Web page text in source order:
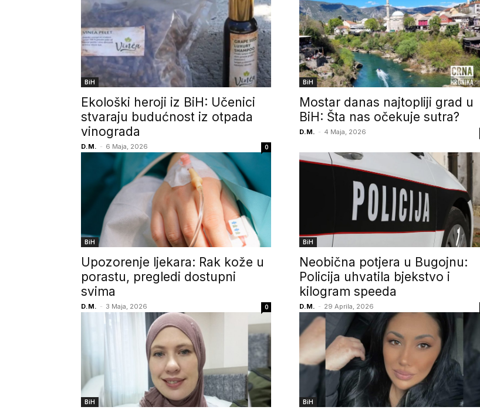
BiH
Ekološki heroji iz BiH: Učenici
stvaraju budućnost iz otpada
vinograda
D.M. - 6 Maja, 2026 0
BiH
Mostar danas najtopliji grad u
BiH: Šta nas očekuje sutra?
D.M. - 4 Maja, 2026
BiH
Upozorenje ljekara: Rak kože u
porastu, pregledi dostupni
svima
D.M. - 3 Maja, 2026 0
BiH
Neobična potjera u Bugojnu:
Policija uhvatila bjekstvo i
kilogram speeda
D.M. - 29 Aprila, 2026
BiH BiH